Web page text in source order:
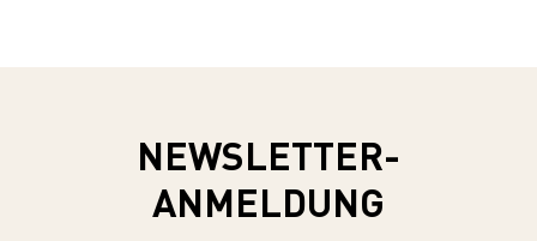
NEWSLETTER-
ANMELDUNG